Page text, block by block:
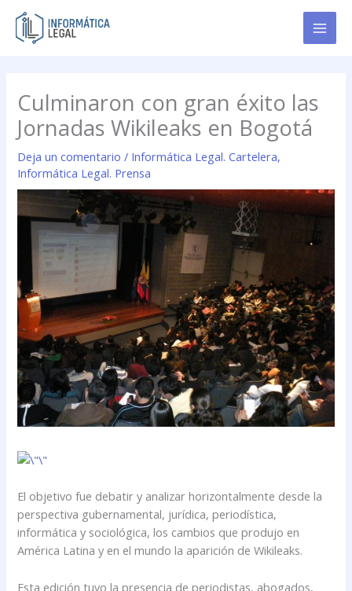
contenido
Culminaron con gran éxito las
Jornadas Wikileaks en Bogotá
Deja un comentario / Informática Legal. Cartelera,
Informática Legal. Prensa
El objetivo fue debatir y analizar horizontalmente desde la
perspectiva gubernamental, jurídica, periodística,
informática y sociológica, los cambios que produjo en
América Latina y en el mundo la aparición de Wikileaks.
Esta edición tuvo la presencia de periodistas, abogados,